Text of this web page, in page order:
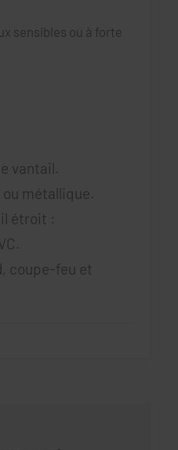
sensibles ou à forte
vantail.
métallique.
étroit :
coupe-feu et